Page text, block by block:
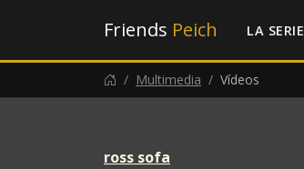
Friends Peich LA SERIE
Multimedia Vídeos
ross sofa